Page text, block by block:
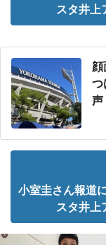
スタ井上
つ
声
小室圭さん報道
スタ井上